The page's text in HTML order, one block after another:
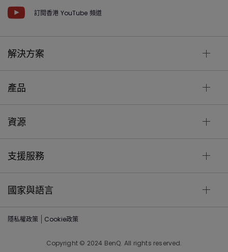
訂閱香港 YouTube 頻道
解決方案
產品
資源
支援服務
國家與語言
隱私權政策 Cookie政策
Copyright © 2024 BenQ. All rights reserved.